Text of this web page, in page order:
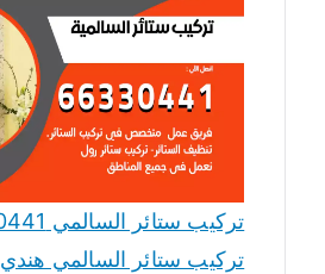
تركيب ستائر السالمي هندي